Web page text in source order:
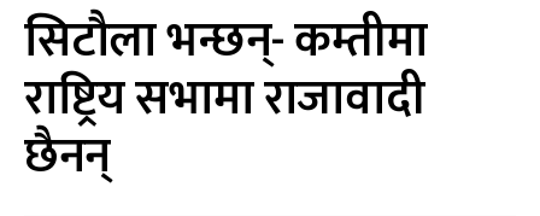
सिटौला भन्छन्- कम्तीमा
राष्ट्रिय सभामा राजावादी
छैनन्